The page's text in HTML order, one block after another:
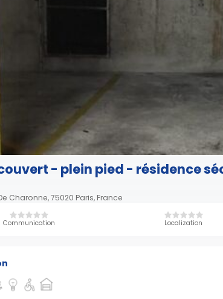
- plein pied - résidence
Charonne, 75020 Paris, France
Communication Localization